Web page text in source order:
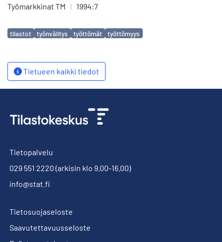
Työmarkkinat TM | 1994:7
Avainsanat
tilastot työnvälitys työttömät työttömyys
Tietueen kaikki tiedot
Tietopalvelu
029 551 2220 (arkisin klo 9.00-16.00)
info@stat.fi
Tietosuojaseloste
Saavutettavuusseloste